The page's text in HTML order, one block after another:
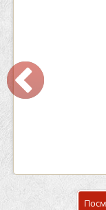
Кафе-Бар
Вместимость: